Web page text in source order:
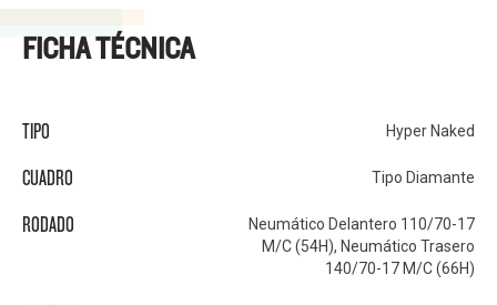
FICHA TÉCNICA
TIPO Hyper Naked
CUADRO Tipo Diamante
RODADO
Neumático Delantero 110/70-17
M/C (54H), Neumático Trasero
140/70-17 M/C (66H)